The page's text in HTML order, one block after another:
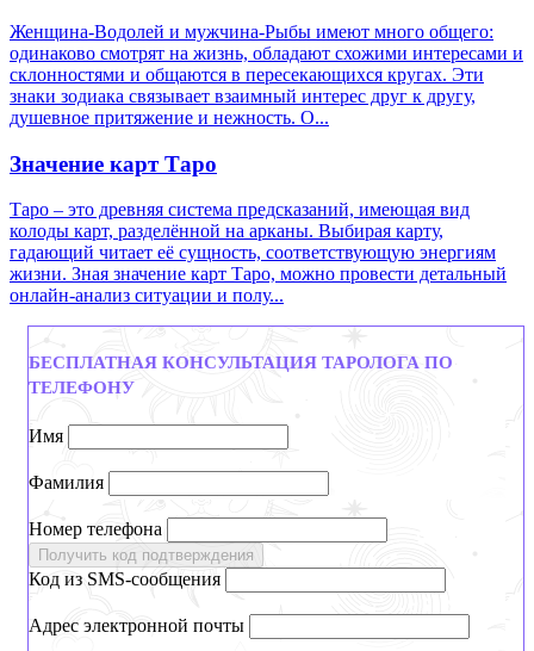
Женщина-Водолей и мужчина-Рыбы имеют много общего:
одинаково смотрят на жизнь, обладают схожими интересами и
склонностями и общаются в пересекающихся кругах. Эти
знаки зодиака связывает взаимный интерес друг к другу,
душевное притяжение и нежность. О...
Значение карт Таро
Таро – это древняя система предсказаний, имеющая вид
колоды карт, разделённой на арканы. Выбирая карту,
гадающий читает её сущность, соответствующую энергиям
жизни. Зная значение карт Таро, можно провести детальный
онлайн-анализ ситуации и полу...
БЕСПЛАТНАЯ КОНСУЛЬТАЦИЯ ТАРОЛОГА ПО
ТЕЛЕФОНУ
Имя
Фамилия
Номер телефона
Получить код подтверждения
Код из SMS-сообщения
Адрес электронной почты